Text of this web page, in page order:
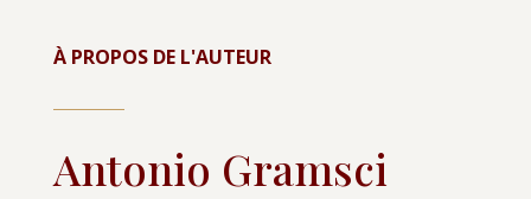
À PROPOS DE L'AUTEUR
Antonio Gramsci